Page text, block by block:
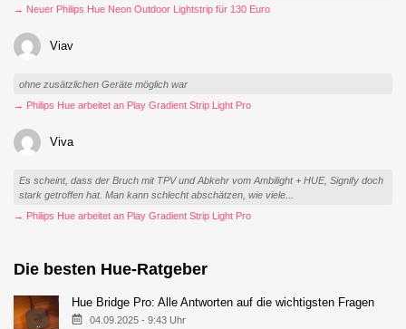
→ Neuer Philips Hue Neon Outdoor Lightstrip für 130 Euro
Viav
ohne zusätzlichen Geräte möglich war
→ Philips Hue arbeitet an Play Gradient Strip Light Pro
Viva
Es scheint, dass der Bruch mit TPV und Abkehr vom Ambilight + HUE, Signify doch
stark getroffen hat. Man kann schlecht abschätzen, wie viele...
→ Philips Hue arbeitet an Play Gradient Strip Light Pro
Die besten Hue-Ratgeber
Hue Bridge Pro: Alle Antworten auf die wichtigsten Fragen
04.09.2025 - 9:43 Uhr